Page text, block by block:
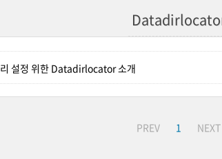
설정 위한 Datadirlocator 소개
PREV 1 NEXT